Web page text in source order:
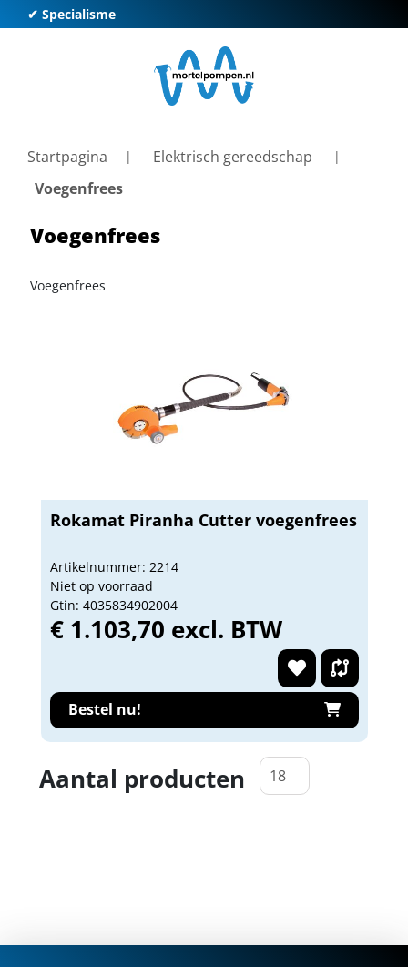
✔ Specialisme
Startpagina
Elektrisch gereedschap
Voegenfrees
Voegenfrees
Voegenfrees
Rokamat Piranha Cutter voegenfrees
Artikelnummer: 2214
Niet op voorraad
Gtin: 4035834902004
€ 1.103,70 excl. BTW
Bestel nu!
Aantal producten